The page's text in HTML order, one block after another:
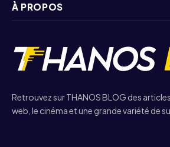
À PROPOS
Retrouvez sur THANOS BLOG des
web, le cinéma et une grande variété de